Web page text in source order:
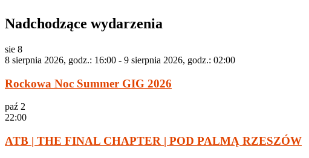
Nadchodzące wydarzenia
sie 8
8 sierpnia 2026, godz.: 16:00 - 9 sierpnia 2026, godz.: 02:00
Rockowa Noc Summer GIG 2026
paź 2
22:00
ATB | THE FINAL CHAPTER | POD PALMĄ RZESZÓW